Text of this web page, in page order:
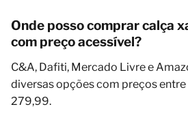
Onde posso comprar calça
com preço acessível?
C&A, Dafiti, Mercado Livre e
diversas opções com preços entre
279,99.